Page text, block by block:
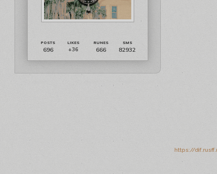
696 +36 666 82932
https://